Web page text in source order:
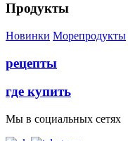
Продукты
Новинки Морепродукты
рецепты
где купить
Мы в социальных сетях